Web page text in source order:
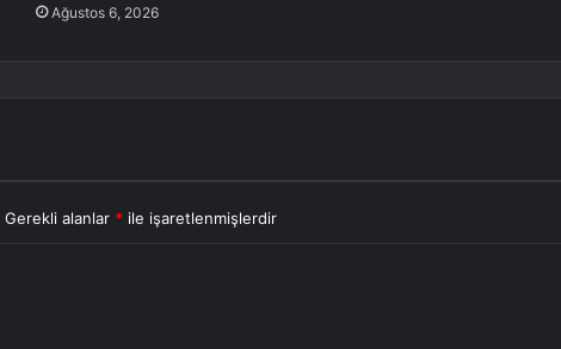
Ağustos 6, 2026
Gerekli alanlar * ile işaretlenmişlerdir